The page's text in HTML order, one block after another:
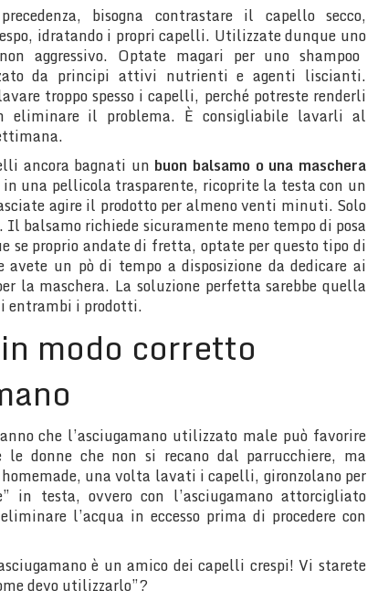
bisogna contrastare il capello secco,
idratando i propri capelli. Utilizzate dunque uno
aggressivo. Optate magari per uno shampoo
da principi attivi nutrienti e agenti liscianti.
troppo spesso i capelli, perché potreste renderli
eliminare il problema. È consigliabile lavarli al
ancora bagnati un buon balsamo o una maschera
una pellicola trasparente, ricoprite la testa con un
agire il prodotto per almeno venti minuti. Solo
Il balsamo richiede sicuramente meno tempo di posa
se proprio andate di fretta, optate per questo tipo di
avete un pò di tempo a disposizione da dedicare ai
la maschera. La soluzione perfetta sarebbe quella
entrambi i prodotti.
modo corretto
che l’asciugamano utilizzato male può favorire
le donne che non si recano dal parrucchiere, ma
una volta lavati i capelli, gironzolano per
in testa, ovvero con l’asciugamano attorcigliato
l’acqua in eccesso prima di procedere con
è un amico dei capelli crespi! Vi starete
devo utilizzarlo”?